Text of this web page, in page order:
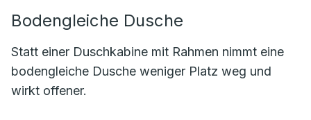
Bodengleiche Dusche
Statt einer Duschkabine mit Rahmen nimmt eine
bodengleiche Dusche weniger Platz weg und
wirkt offener.